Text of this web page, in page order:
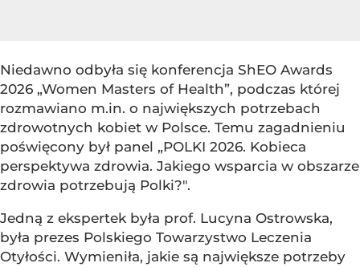
Niedawno odbyła się konferencja ShEO Awards
2026 „Women Masters of Health”, podczas której
rozmawiano m.in. o największych potrzebach
zdrowotnych kobiet w Polsce. Temu zagadnieniu
poświęcony był panel „POLKI 2026. Kobieca
perspektywa zdrowia. Jakiego wsparcia w obszarze
zdrowia potrzebują Polki?".
Jedną z ekspertek była prof. Lucyna Ostrowska,
była prezes Polskiego Towarzystwo Leczenia
Otyłości. Wymieniła, jakie są największe potrzeby